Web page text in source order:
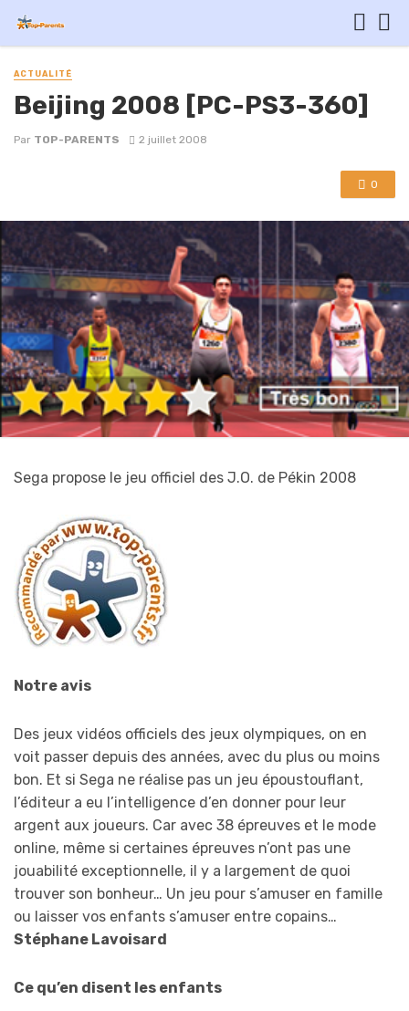
ACTUALITÉ
Beijing 2008 [PC-PS3-360]
Par TOP-PARENTS 2 juillet 2008
0
Sega propose le jeu officiel des J.O. de Pékin 2008
Notre avis
Des jeux vidéos officiels des jeux olympiques, on en
voit passer depuis des années, avec du plus ou moins
bon. Et si Sega ne réalise pas un jeu époustouflant,
l’éditeur a eu l’intelligence d’en donner pour leur
argent aux joueurs. Car avec 38 épreuves et le mode
online, même si certaines épreuves n’ont pas une
jouabilité exceptionnelle, il y a largement de quoi
trouver son bonheur… Un jeu pour s’amuser en famille
ou laisser vos enfants s’amuser entre copains…
Stéphane Lavoisard
Ce qu’en disent les enfants